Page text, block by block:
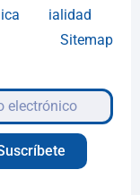
ialidad
Sitemap